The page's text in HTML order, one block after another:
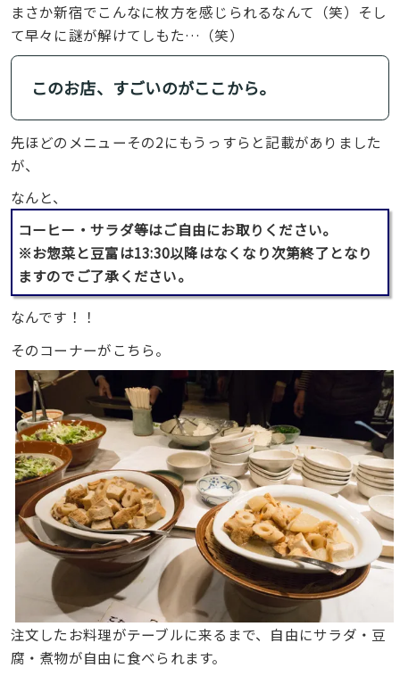
まさか新宿でこんなに枚方を感じられるなんて（笑）そし
て早々に謎が解けてしもた…（笑）
このお店、すごいのがここから。
先ほどのメニューその2にもうっすらと記載がありました
が、
なんと、
コーヒー・サラダ等はご自由にお取りください。
※お惣菜と豆富は13:30以降はなくなり次第終了となり
ますのでご了承ください。
なんです！！
そのコーナーがこちら。
注文したお料理がテーブルに来るまで、自由にサラダ・豆
腐・煮物が自由に食べられます。